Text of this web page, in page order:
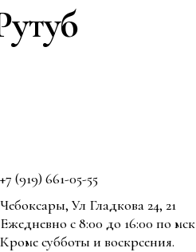
+7 (919) 661-05-55
Чебоксары, Ул Гладкова 24, 21
Ежедневно с 8:00 до 16:00 по мск
Кроме субботы и воскрсения.